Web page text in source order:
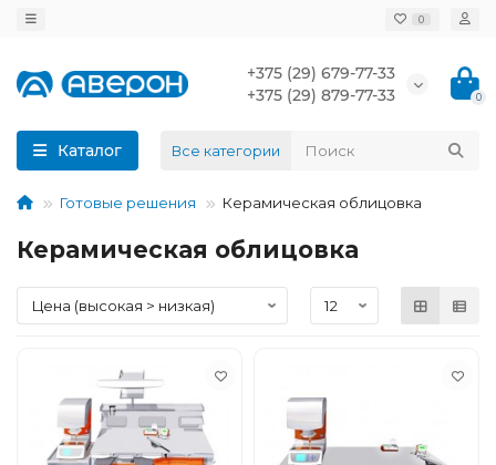
0
+375 (29) 679-77-33
+375 (29) 879-77-33
0
Каталог Все категории
Готовые решения Керамическая облицовка
Керамическая облицовка